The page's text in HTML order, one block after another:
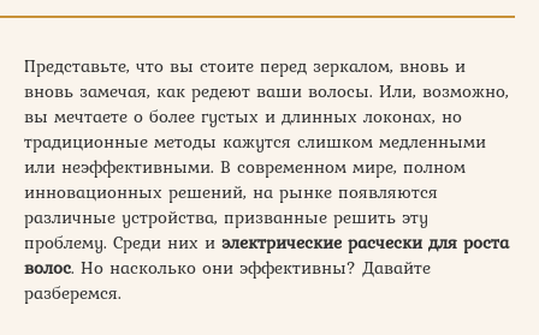
Представьте, что вы стоите перед зеркалом, вновь и
вновь замечая, как редеют ваши волосы. Или, возможно,
вы мечтаете о более густых и длинных локонах, но
традиционные методы кажутся слишком медленными
или неэффективными. В современном мире, полном
инновационных решений, на рынке появляются
различные устройства, призванные решить эту
проблему. Среди них и электрические расчески для роста
волос. Но насколько они эффективны? Давайте
разберемся.